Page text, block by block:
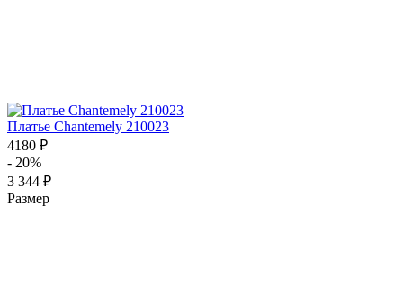
Платье Chantemely 210023
4180 ₽
- 20%
3 344 ₽
Размер